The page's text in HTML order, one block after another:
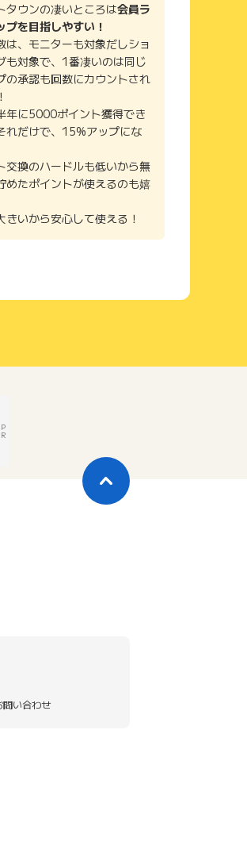
タウンの凄いところは会員ラ
プを目指しやすい！
は、モニターも対象だしショ
も対象で、1番凄いのは同じ
の承認も回数にカウントされ
年に5000ポイント獲得でき
れだけで、15%アップにな
交換のハードルも低いから無
めたポイントが使えるのも嬉
きいから安心して使える！
P
R
問い合わせ